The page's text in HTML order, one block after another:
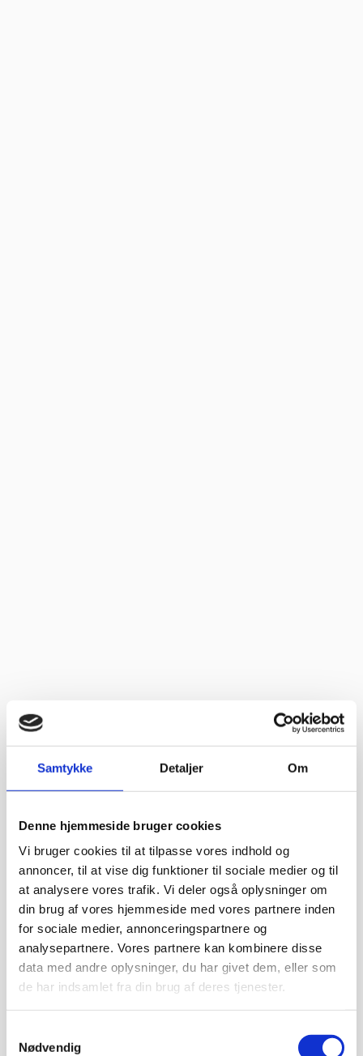
Samtykke Detaljer Om
Denne hjemmeside bruger cookies
Vi bruger cookies til at tilpasse vores indhold og
annoncer, til at vise dig funktioner til sociale medier og til
at analysere vores trafik. Vi deler også oplysninger om
din brug af vores hjemmeside med vores partnere inden
for sociale medier, annonceringspartnere og
analysepartnere. Vores partnere kan kombinere disse
data med andre oplysninger, du har givet dem, eller som
de har indsamlet fra din brug af deres tjenester.
Nødvendig